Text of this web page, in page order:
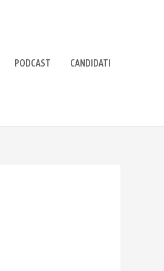
PODCAST CANDIDATI